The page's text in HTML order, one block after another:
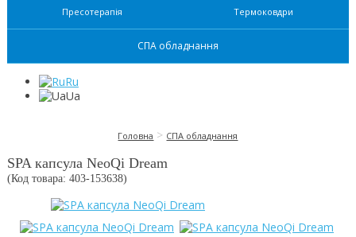
Пресотерапія Термоковдри
СПА обладнання
Ru
Ua
Головна > СПА обладнання
SPA капсула NeoQi Dream
(Код товара: 403-153638)